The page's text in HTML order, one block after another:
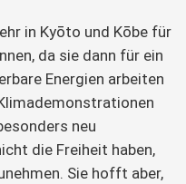
in Kyōto und Kōbe für
da sie dann für ein
Energien arbeiten
neu
die Freiheit haben,
Sie hofft aber,